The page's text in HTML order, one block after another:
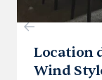
Location
Wind